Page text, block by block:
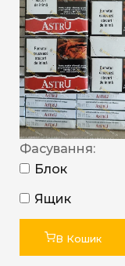
Фасування:
Блок
Ящик
В Кошик